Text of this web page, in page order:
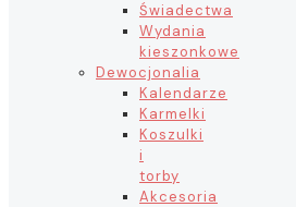
Świadectwa
Wydania
kieszonkowe
Dewocjonalia
Kalendarze
Karmelki
Koszulki
i
torby
Akcesoria